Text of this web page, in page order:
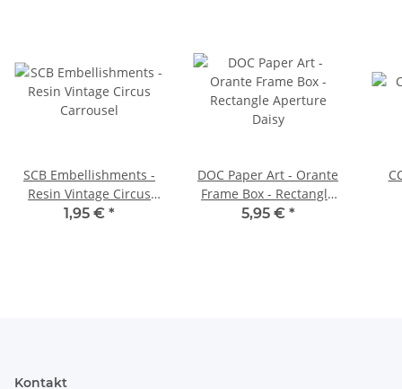
SCB Embellishments -
Resin Vintage Circus
Carrousel
1,95 € *
DOC Paper Art - Orante
Frame Box - Rectangle
Aperture Daisy
5,95 € *
Kontakt